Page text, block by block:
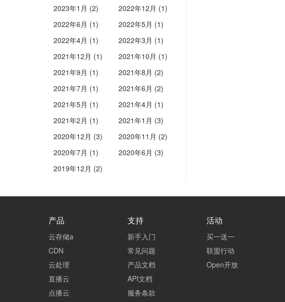
2023年1月 (2)
2022年12月 (1)
2022年6月 (1)
2022年5月 (1)
2022年4月 (1)
2022年3月 (1)
2021年12月 (1)
2021年10月 (1)
2021年9月 (1)
2021年8月 (2)
2021年7月 (1)
2021年6月 (2)
2021年5月 (1)
2021年4月 (1)
2021年2月 (1)
2021年1月 (3)
2020年12月 (3)
2020年11月 (2)
2020年7月 (1)
2020年6月 (3)
2019年12月 (2)
产品
云存储a
CDN
云处理
直播云
点播云
支持
新手入门
常见问题
产品文档
API文档
服务条款
活动
买一送一
联盟行动
Open开放